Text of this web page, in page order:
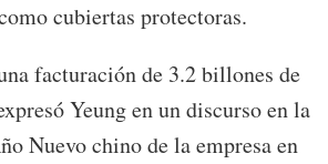
cubiertas protectoras.
facturación de 3.2 billones de
Yeung en un discurso en la
Nuevo chino de la empresa en